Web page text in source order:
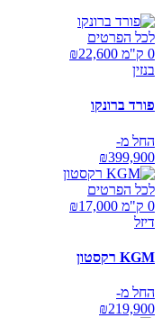
לכל הפרטים
0 ק"מ ₪
22,600
בנזין
פורד ברונקו
החל מ-
₪399,900
לכל הפרטים
0 ק"מ ₪
17,000
דיזל
KGM רקסטון
החל מ-
₪219,900